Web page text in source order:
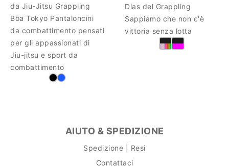
da Jiu-Jitsu Grappling
Bōa Tokyo Pantaloncini
da combattimento pensati
per gli appassionati di
Jiu-jitsu e sport da
combattimento
Dias del Grappling
Sappiamo che non c'è
vittoria senza lotta
AIUTO & SPEDIZIONE
Spedizione | Resi
Contattaci